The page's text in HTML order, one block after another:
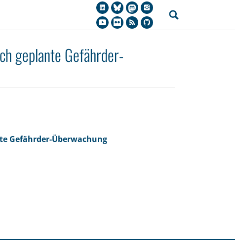
geplante Gefährder-
Gefährder-Überwachung